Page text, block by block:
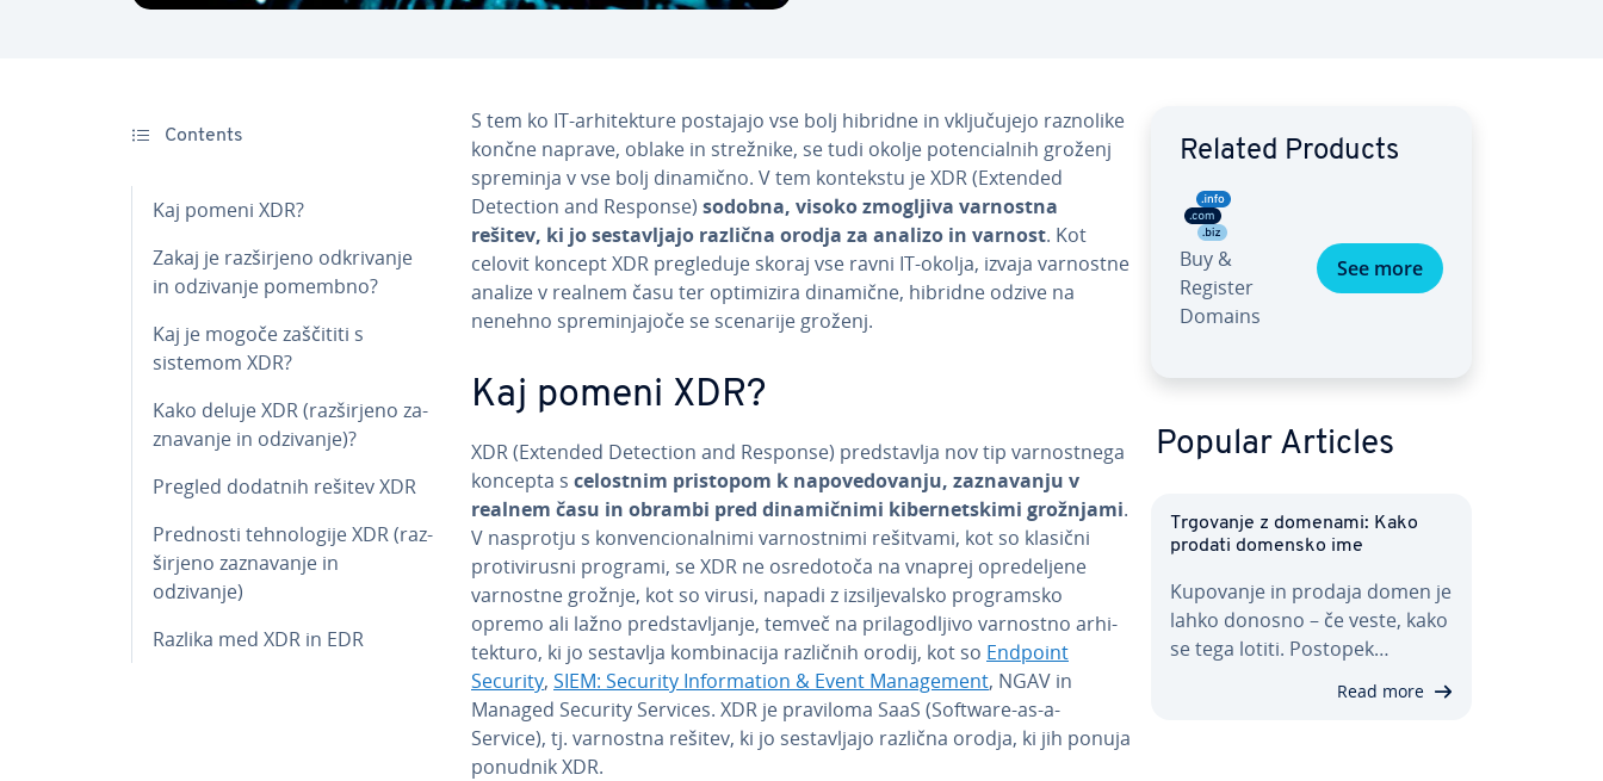
Contents
Kaj pomeni XDR?
Zakaj je raz­šir­je­no od­kri­va­nje
in odzivanje pomembno?
Kaj je mogoče zaščititi s
sistemom XDR?
Kako deluje XDR (raz­šir­je­no za­
zna­va­nje in odzivanje)?
Pregled dodatnih rešitev XDR
Prednosti teh­no­lo­gi­je XDR (raz­
šir­je­no za­zna­va­nje in
odzivanje)
Razlika med XDR in EDR
S tem ko IT-ar­hi­tek­tu­re postajajo vse bolj hibridne in vklju­ču­je­jo raznolike
končne naprave, oblake in strežnike, se tudi okolje po­ten­ci­al­nih groženj
spreminja v vse bolj dinamično. V tem kontekstu je XDR (Extended
Detection and Response) sodobna, visoko zmogljiva varnostna
rešitev, ki jo se­sta­vlja­jo različna orodja za analizo in varnost. Kot
celovit koncept XDR pre­gle­du­je skoraj vse ravni IT-okolja, izvaja varnostne
analize v realnem času ter op­ti­mi­zi­ra dinamične, hibridne odzive na
nenehno spre­mi­nja­jo­če se scenarije groženj.
Kaj pomeni XDR?
XDR (Extended Detection and Response) pred­sta­vlja nov tip var­no­stne­ga
koncepta s celostnim pristopom k na­po­ve­do­va­nju, za­zna­va­nju v
realnem času in obrambi pred di­na­mič­ni­mi ki­ber­net­ski­mi grožnjami.
V nasprotju s kon­ven­ci­o­nal­ni­mi var­no­stni­mi rešitvami, kot so klasični
pro­ti­vi­ru­sni programi, se XDR ne osre­do­to­ča na vnaprej opre­de­lje­ne
varnostne grožnje, kot so virusi, napadi z iz­si­lje­val­sko pro­gram­sko
opremo ali lažno pred­sta­vlja­nje, temveč na pri­la­go­dlji­vo varnostno ar­hi­
tek­tu­ro, ki jo sestavlja kom­bi­na­ci­ja različnih orodij, kot so Endpoint
Security, SIEM: Security In­for­ma­ti­on & Event Ma­na­ge­ment, NGAV in
Managed Security Services. XDR je praviloma SaaS (Software-as-a-
Service), tj. varnostna rešitev, ki jo se­sta­vlja­jo različna orodja, ki jih ponuja
ponudnik XDR.
Related Products
Buy &
Register
Domains
See more
Popular Articles
Trgovanje z domenami: Kako
prodati domensko ime
Kupovanje in prodaja domen je
lahko donosno – če veste, kako
se tega lotiti. Postopek…
Read more